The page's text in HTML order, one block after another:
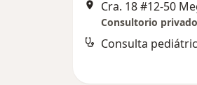
Consultorio privado
Consulta